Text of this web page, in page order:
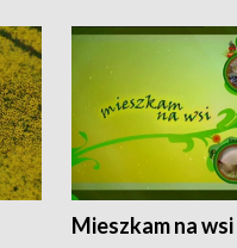
Mieszkam na wsi